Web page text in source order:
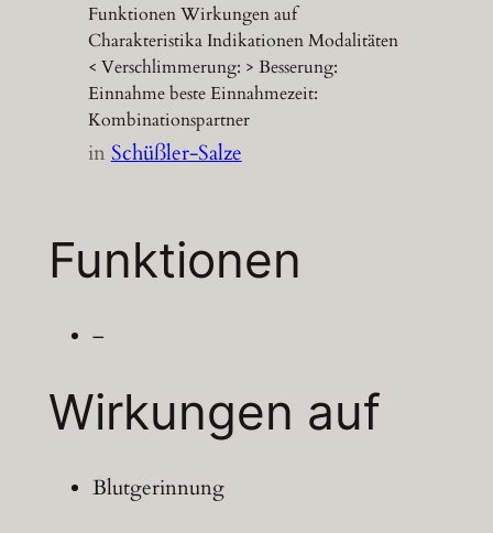
Funktionen Wirkungen auf
Charakteristika Indikationen Modalitäten
< Verschlimmerung: > Besserung:
Einnahme beste Einnahmezeit:
Kombinationspartner
inSchüßler-Salze
Funktionen
–
Wirkungen auf
Blutgerinnung